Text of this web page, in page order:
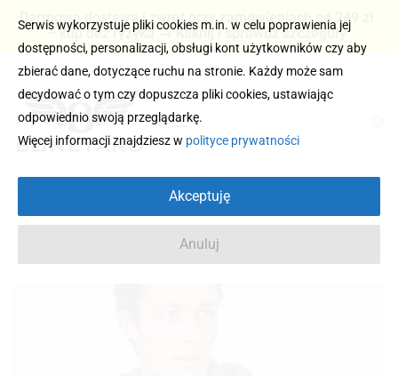
Darmowa dostawa i zwrot przy zamówieniach od 249 zł
– kup bez ryzyka → Kliknij i sprawdź szczegóły
Serwis wykorzystuje pliki cookies m.in. w celu poprawienia jej
dostępności, personalizacji, obsługi kont użytkowników czy aby
zbierać dane, dotyczące ruchu na stronie. Każdy może sam
decydować o tym czy dopuszcza pliki cookies, ustawiając
odpowiednio swoją przeglądarkę.
Więcej informacji znajdziesz w polityce prywatności
Akceptuję
Anuluj